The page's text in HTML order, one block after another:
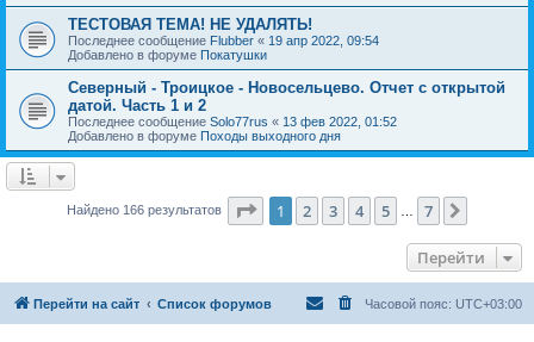
ТЕСТОВАЯ ТЕМА! НЕ УДАЛЯТЬ!
Последнее сообщение Flubber « 19 апр 2022, 09:54
Добавлено в форуме Покатушки
Северный - Троицкое - Новосельцево. Отчет с открытой
датой. Часть 1 и 2
Последнее сообщение Solo77rus « 13 фев 2022, 01:52
Добавлено в форуме Походы выходного дня
Найдено 166 результатов Страница из
1 2 3 4 5 7
Перейти
Перейти на сайт Список форумов Часовой пояс: UTC+03:00